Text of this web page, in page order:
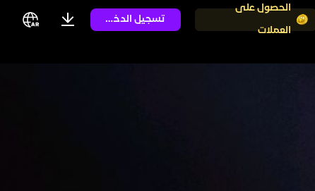
الحصول على
العملات
تسجيل الدخول